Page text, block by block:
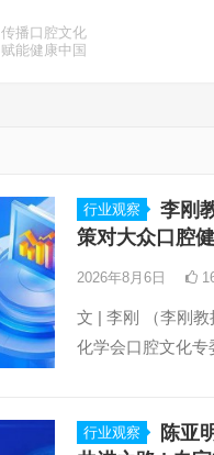
传播口腔文化
赋能健康中国
行业观察
李刚
策对大众口腔
2026年8月6日
文 | 李刚 （李刚
化学会口腔文化
行业观察
陈亚